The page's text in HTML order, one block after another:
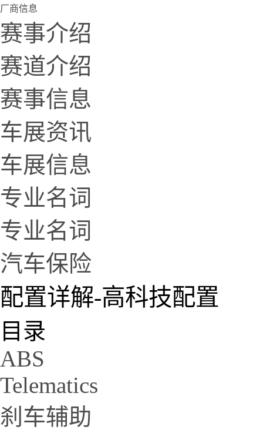
厂商信息
赛事介绍
赛道介绍
赛事信息
车展资讯
车展信息
专业名词
专业名词
汽车保险
配置详解-高科技配置
目录
ABS
Telematics
刹车辅助